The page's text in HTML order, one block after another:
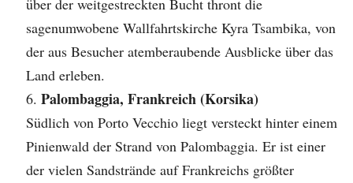
über der weitgestreckten Bucht thront die
sagenumwobene Wallfahrtskirche Kyra Tsambika, von
der aus Besucher atemberaubende Ausblicke über das
Land erleben.
Palombaggia, Frankreich (Korsika)
Südlich von Porto Vecchio liegt versteckt hinter einem
Pinienwald der Strand von Palombaggia. Er ist einer
der vielen Sandstrände auf Frankreichs größter